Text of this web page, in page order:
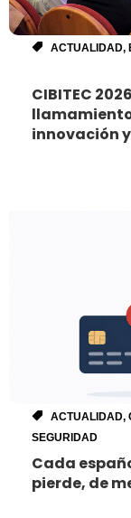
ACTUALIDAD,
CIBITEC
innovación
ACTUALIDAD,
SEGURIDAD
Cada
pierde, de